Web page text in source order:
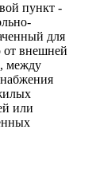
пункт -
для
от внешней
между
или